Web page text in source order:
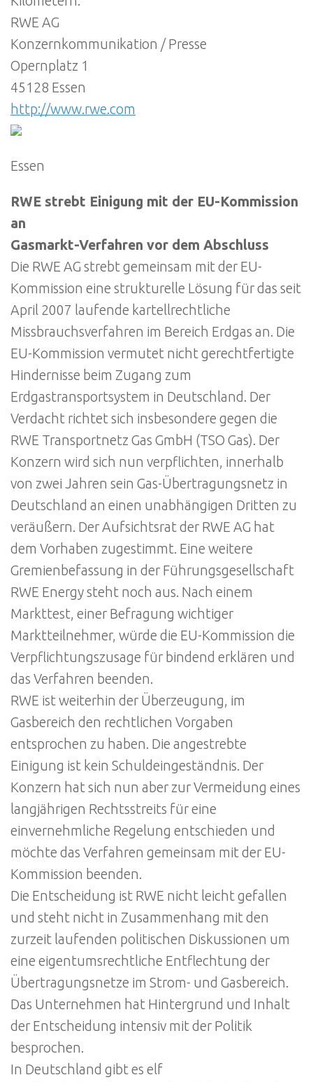
RWE AG
Konzernkommunikation / Presse
Opernplatz 1
45128 Essen
http://www.rwe.com
Essen
RWE strebt Einigung mit der EU-Kommission
an
Gasmarkt-Verfahren vor dem Abschluss
Die RWE AG strebt gemeinsam mit der EU-
Kommission eine strukturelle Lösung für das seit
April 2007 laufende kartellrechtliche
Missbrauchsverfahren im Bereich Erdgas an. Die
EU-Kommission vermutet nicht gerechtfertigte
Hindernisse beim Zugang zum
Erdgastransportsystem in Deutschland. Der
Verdacht richtet sich insbesondere gegen die
RWE Transportnetz Gas GmbH (TSO Gas). Der
Konzern wird sich nun verpflichten, innerhalb
von zwei Jahren sein Gas-Übertragungsnetz in
Deutschland an einen unabhängigen Dritten zu
veräußern. Der Aufsichtsrat der RWE AG hat
dem Vorhaben zugestimmt. Eine weitere
Gremienbefassung in der Führungsgesellschaft
RWE Energy steht noch aus. Nach einem
Markttest, einer Befragung wichtiger
Marktteilnehmer, würde die EU-Kommission die
Verpflichtungszusage für bindend erklären und
das Verfahren beenden.
RWE ist weiterhin der Überzeugung, im
Gasbereich den rechtlichen Vorgaben
entsprochen zu haben. Die angestrebte
Einigung ist kein Schuldeingeständnis. Der
Konzern hat sich nun aber zur Vermeidung eines
langjährigen Rechtsstreits für eine
einvernehmliche Regelung entschieden und
möchte das Verfahren gemeinsam mit der EU-
Kommission beenden.
Die Entscheidung ist RWE nicht leicht gefallen
und steht nicht in Zusammenhang mit den
zurzeit laufenden politischen Diskussionen um
eine eigentumsrechtliche Entflechtung der
Übertragungsnetze im Strom- und Gasbereich.
Das Unternehmen hat Hintergrund und Inhalt
der Entscheidung intensiv mit der Politik
besprochen.
In Deutschland gibt es elf